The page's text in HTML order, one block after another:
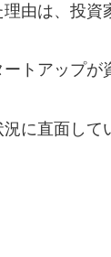
由は、投資
トアップが
に直面して